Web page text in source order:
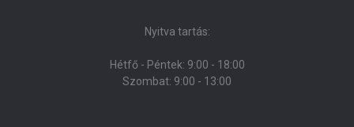
Nyitva tartás:
Hétfő - Péntek: 9:00 - 18:00
Szombat: 9:00 - 13:00